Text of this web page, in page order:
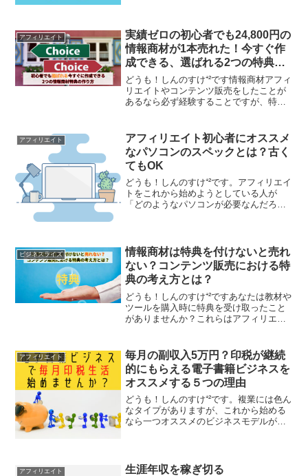
折組がディスカバリーアカデミーを実践
していく中でどのよう...
アフィリエイト
実績ゼロの初心者でも24,800円の
情報商材が1本売れた！今すぐ作
成できる、選ばれる2つの特典の
作り方
どうも！しんのすけ⁺²です情報商材アフィ
リエイトやコンテンツ販売をしたことが
あるなら必ず経験することですが、特典
を扱う事がアフィリエイトでは多いので
差別化はとても大事な...
アフィリエイト
アフィリエイト初心者にオススメ
なパソコンのスペックとは？古く
てもOK
どうも！しんのすけ⁺²です。アフィリエイ
トをこれから始めようとしている人が
「どのようなパソコンが必要なんだろ
業するためにはある程度の...
ビジネスライズ
情報商材は特典を付けないと売れ
ない？コンテンツ販売における特
典の考え方とは？
どうも！しんのすけ⁺²ですあなたは教材や
ツールを購入時に特典を受け取ったこと
がありませんか？これらはアフィリエイ
きな差が出てきます。おれの例を言う
と、過去に特別欲しくな...
アフィリエイト
毎月の副収入5万円？印税が継続
的にもらえる電子書籍ビジネスを
オススメする５つの理由
どうも！しんのすけ⁺²です。複業には色ん
なタイプがありますが、これから始める
なら一つオススメのビジネスモデルがあ
ちろん自分で出版して...
アフィリエイト 生涯年収を稼ぎ切る